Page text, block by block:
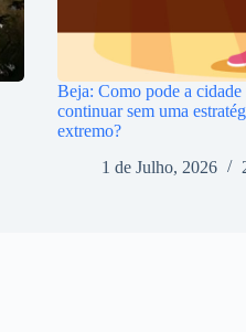
Beja: Como pode a
continuar sem uma
extremo?
1 de Julho, 2026